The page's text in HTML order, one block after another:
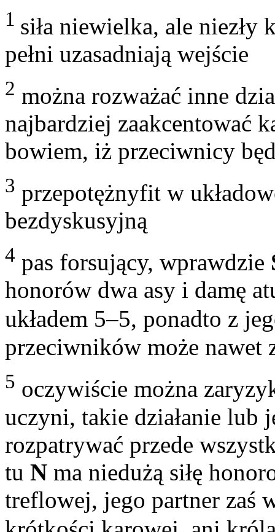
1 siła niewielka, ale
pełni uzasadniają wejście
2 można rozważać inne
najbardziej zaakcentować
bowiem, iż przeciwnicy
3 przepotężnyfit w
bezdyskusyjną
4 pas forsujący, wprawdzie
honorów dwa asy i damę
układem 5–5, ponadto z
przeciwników może nawet
5 oczywiście można
uczyni, takie działanie lub
rozpatrywać przede
tu N ma niedużą siłę
treflowej, jego partner zaś